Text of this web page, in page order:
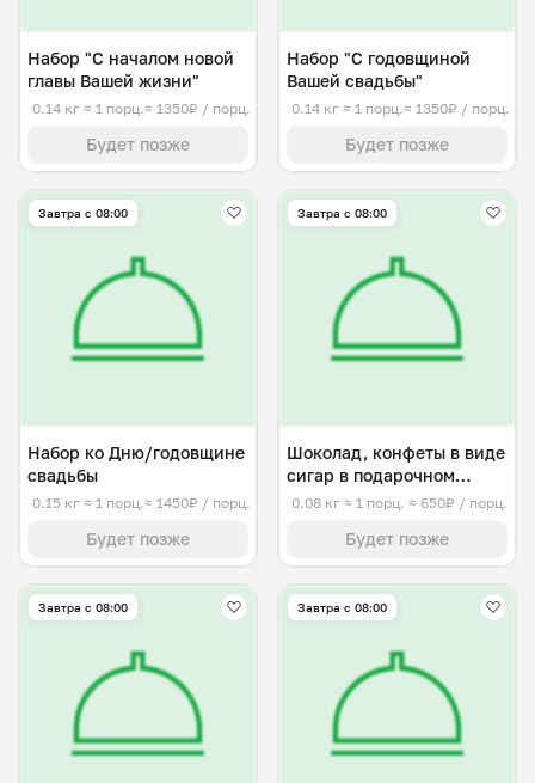
Набор "С началом новой
главы Вашей жизни"
0.14 кг ≈ 1 порц.≈ 1350₽ / порц.
Будет позже
Набор "С годовщиной
Вашей свадьбы"
0.14 кг ≈ 1 порц.≈ 1350₽ / порц.
Будет позже
Завтра c 08:00
Набор ко Дню/годовщине
свадьбы
0.15 кг ≈ 1 порц.≈ 1450₽ / порц.
Будет позже
Завтра c 08:00
Шоколад, конфеты в виде
сигар в подарочном
наборе, малый
0.08 кг ≈ 1 порц. ≈ 650₽ / порц.
Будет позже
Завтра c 08:00 Завтра c 08:00